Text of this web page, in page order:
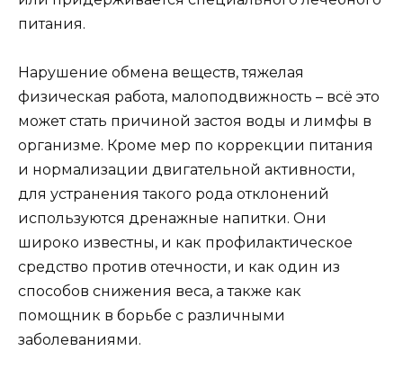
питания.
Нарушение обмена веществ, тяжелая
физическая работа, малоподвижность – всё это
может стать причиной застоя воды и лимфы в
организме. Кроме мер по коррекции питания
и нормализации двигательной активности,
для устранения такого рода отклонений
используются дренажные напитки. Они
широко известны, и как профилактическое
средство против отечности, и как один из
способов снижения веса, а также как
помощник в борьбе с различными
заболеваниями.